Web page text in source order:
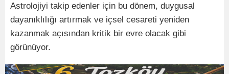
Astrolojiyi takip edenler için bu dönem, duygusal
dayanıklılığı artırmak ve içsel cesareti yeniden
kazanmak açısından kritik bir evre olacak gibi
görünüyor.